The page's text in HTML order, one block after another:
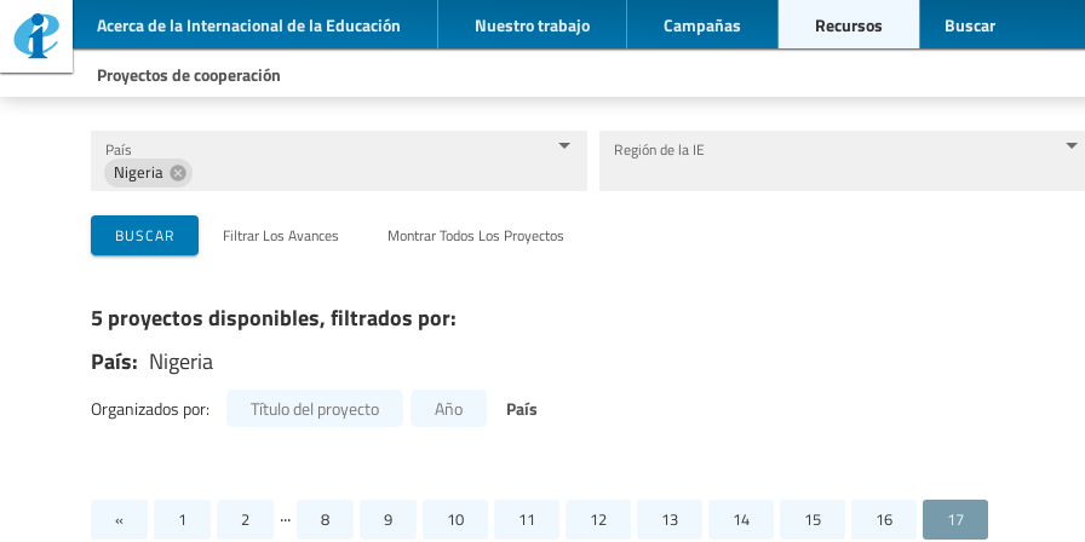
Acerca de la Internacional de la Educación Nuestro trabajo Campañas Recursos Buscar
Proyectos de cooperación
País
Nigeria
Región de la IE
Organizaciones que llevan a cabo el proyecto
BUSCAR Filtrar Los Avances Montrar Todos Los Proyectos
5 proyectos disponibles, filtrados por:
País: Nigeria
Organizados por: Título del proyecto Año País
« 1 2 ... 8 9 10 11 12 13 14 15 16 17